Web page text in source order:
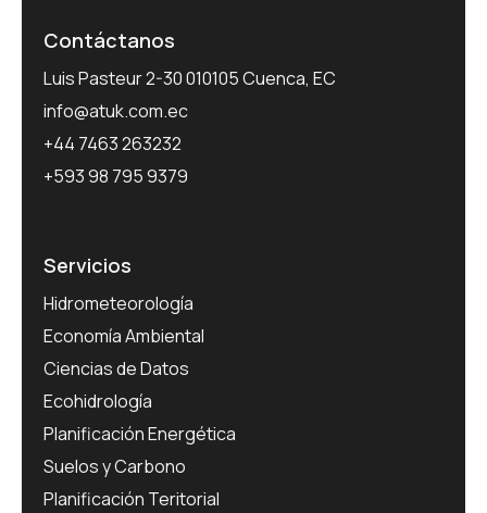
Contáctanos
Luis Pasteur 2-30 010105 Cuenca, EC
info@atuk.com.ec
+44 7463 263232
+593 98 795 9379
Servicios
Hidrometeorología
Economía Ambiental
Ciencias de Datos
Ecohidrología
Planificación Energética
Suelos y Carbono
Planificación Teritorial